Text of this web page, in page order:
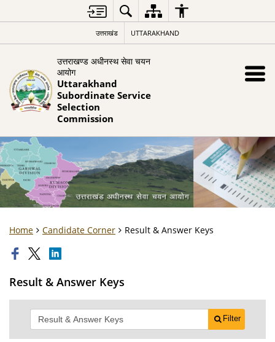
उत्तराखंड UTTARAKHAND
उत्तराखण्ड अधीनस्थ सेवा चयन
आयोग
Uttarakhand
Subordinate Service
Selection
Commission
Home Candidate Corner Result & Answer Keys
Result & Answer Keys
Filter